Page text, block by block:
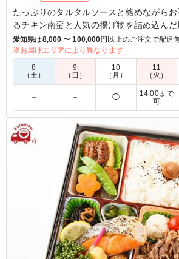
たっぷりのタルタルソースと絡めながら
るチキン南蛮と人気の揚げ物を詰め込ん
ン南蛮弁当です。
5.0
こちらも男性人気でした。 コスパも良
のお弁当でした。 冷めてもお肉が美味
肉以外にも揚げ物があり 満足していた
た。 また使わせていただきます。
ご利用シーン：ロケ・撮影› ロケ
愛知県名古屋市港区大江町2024/03/26
愛知県は8,000 〜 100,000円 以上のご注文で配達
※お届けエリアにより異なります
8
（土）
9
（日）
10
（月）
11
（火）
－ － ◯
14:00まで
可